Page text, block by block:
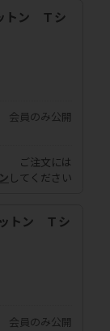
トン Ｔシ
会員のみ公開
ご注文には
してください
トン Ｔシ
会員のみ公開